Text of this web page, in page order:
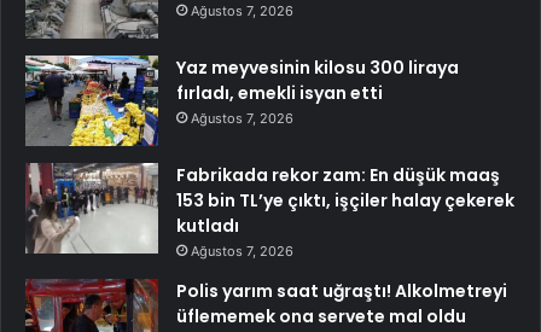
Ağustos 7, 2026
Yaz meyvesinin kilosu 300 liraya
fırladı, emekli isyan etti
Ağustos 7, 2026
Fabrikada rekor zam: En düşük maaş
153 bin TL’ye çıktı, işçiler halay çekerek
kutladı
Ağustos 7, 2026
Polis yarım saat uğraştı! Alkolmetreyi
üflememek ona servete mal oldu